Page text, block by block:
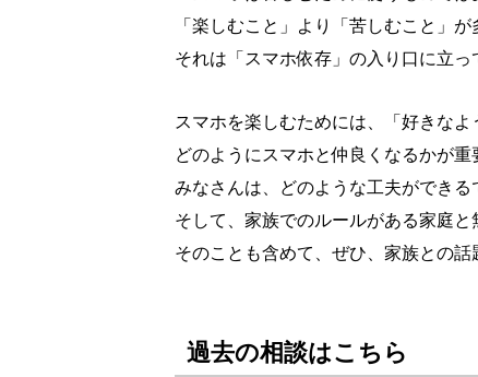
「楽しむこと」より「苦しむこと」
それは「スマホ依存」の入り口に立っ
スマホを楽しむためには、「好きな
どのようにスマホと仲良くなるかが重
みなさんは、どのような工夫ができる
そして、家族でのルールがある家庭
そのことも含めて、ぜひ、家族との話
過去の相談はこちら